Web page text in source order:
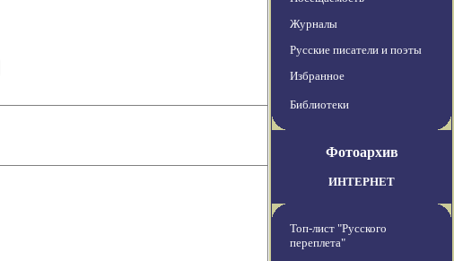
Журналы
Русские писатели и поэты
Избранное
Библиотеки
Фотоархив
ИНТЕРНЕТ
Топ-лист "Русского
переплета"